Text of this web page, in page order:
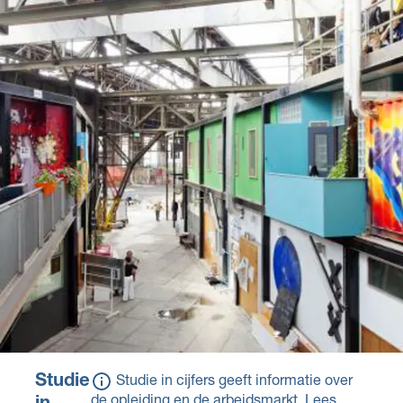
naar school. Meestal heb
je een
arbeidsovereenkomst
met het erkende
leerbedrijf en krijg je
salaris.
leerjaar 4
Een ander diploma of
bewijsstuk dat de
overheid heeft erkend
op basis van een
ministeriële regeling.
Studie
Studie in cijfers geeft informatie over